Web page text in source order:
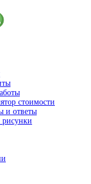
стоимости
и ответы
рисунки